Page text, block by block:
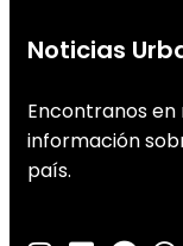
Noticias
Encontranos
información
país.